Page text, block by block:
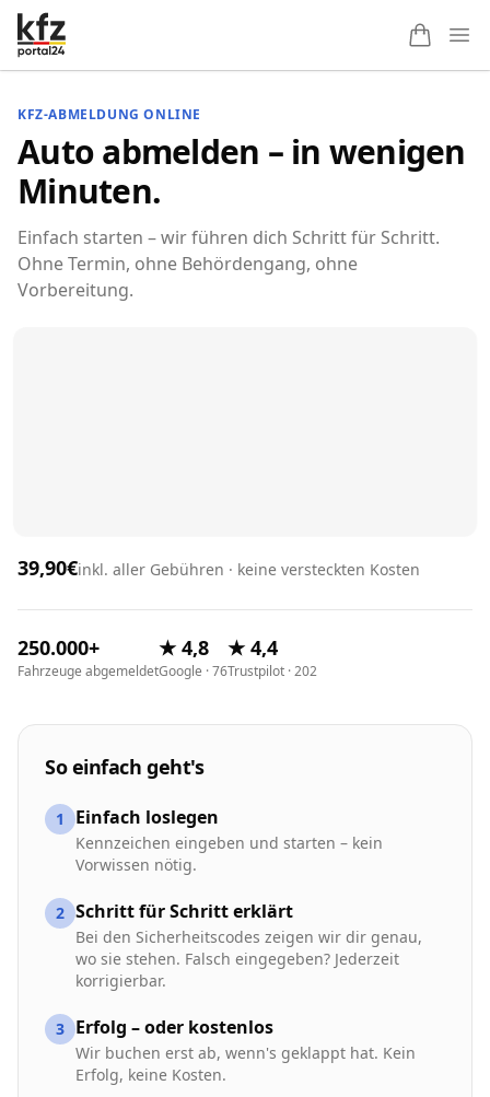
KFZ-ABMELDUNG ONLINE
Auto abmelden – in wenigen
Minuten.
Einfach starten – wir führen dich Schritt für Schritt.
Ohne Termin, ohne Behördengang, ohne
Vorbereitung.
39,90€inkl. aller Gebühren · keine versteckten Kosten
250.000+
Fahrzeuge abgemeldet
★ 4,8
Google · 76
★ 4,4
Trustpilot · 202
So einfach geht's
1 Einfach loslegen
Kennzeichen eingeben und starten – kein
Vorwissen nötig.
2 Schritt für Schritt erklärt
Bei den Sicherheitscodes zeigen wir dir genau,
wo sie stehen. Falsch eingegeben? Jederzeit
korrigierbar.
3 Erfolg – oder kostenlos
Wir buchen erst ab, wenn's geklappt hat. Kein
Erfolg, keine Kosten.